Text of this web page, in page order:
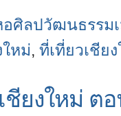
อศิลปวัฒนธรรมเ
หม่, ที่เที่ยวเชีย
ยงใหม่ ต